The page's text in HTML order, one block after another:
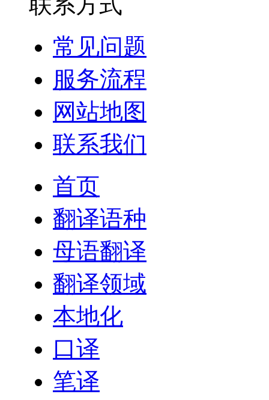
常见问题
服务流程
网站地图
联系我们
首页
翻译语种
母语翻译
翻译领域
本地化
口译
笔译